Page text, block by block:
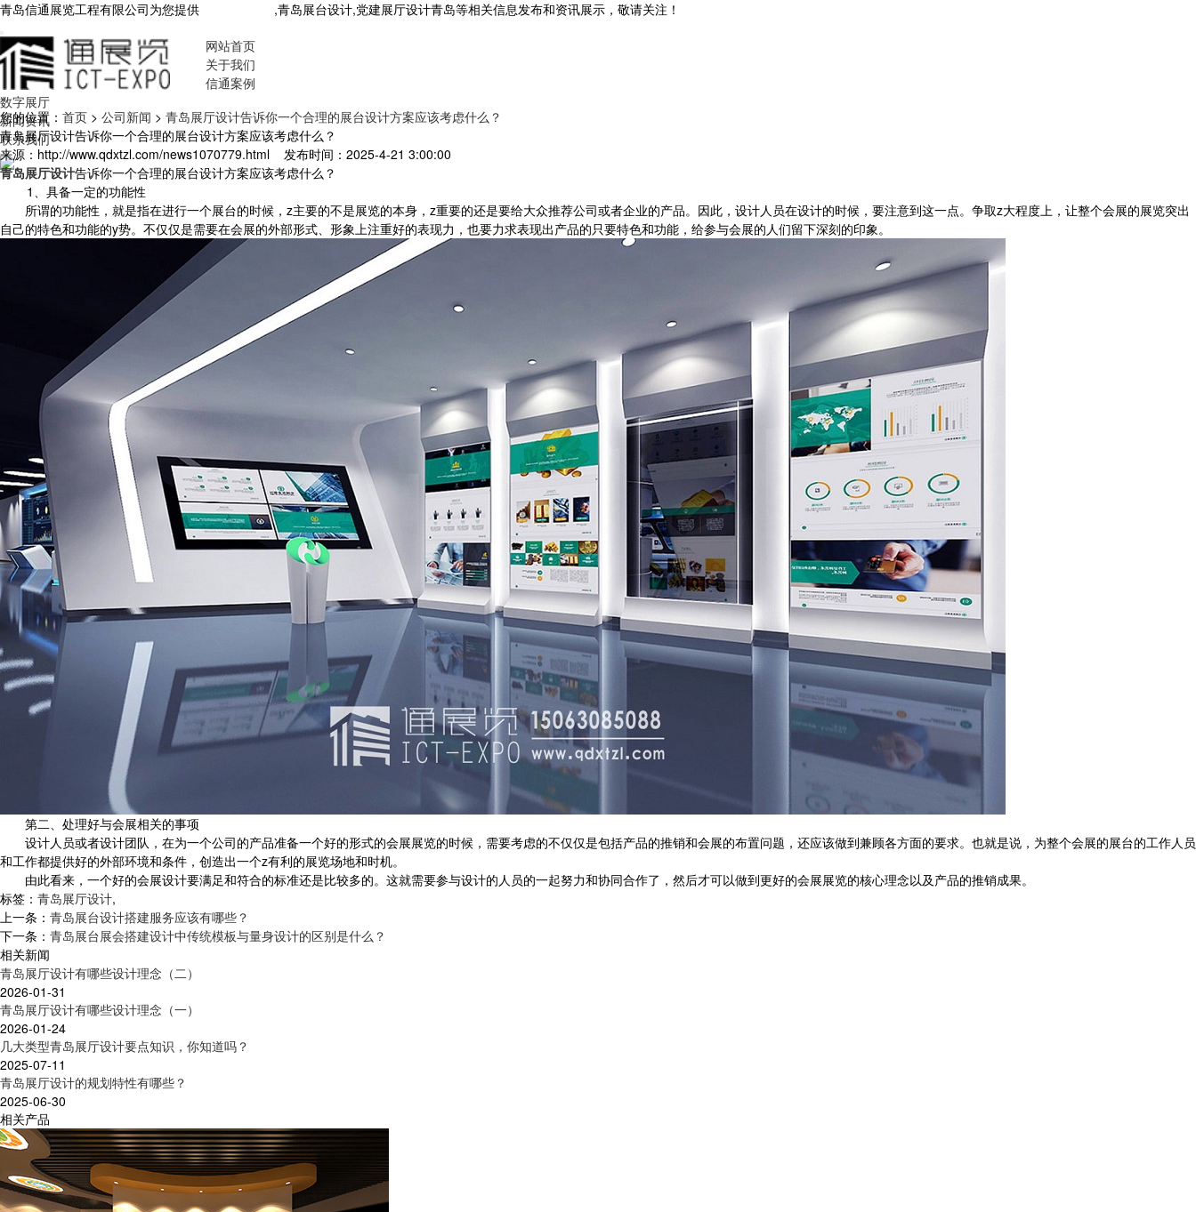
青岛信通展览工程有限公司为您提供 ,青岛展台设计,党建展厅设计青岛等相关信息发布和资讯展示，敬请关注！
网站首页
关于我们
信通案例
数字展厅
新闻资讯
联系我们
您的位置： 首页 > 公司新闻 > 青岛展厅设计告诉你一个合理的展台设计方案应该考虑什么？
青岛展厅设计告诉你一个合理的展台设计方案应该考虑什么？
来源：http://www.qdxtzl.com/news1070779.html 发布时间：2025-4-21 3:00:00
青岛展厅设计告诉你一个合理的展台设计方案应该考虑什么？
1、具备一定的功能性
所谓的功能性，就是指在进行一个展台的时候，z主要的不是展览的本身，z重要的还是要给大众推荐公司或者企业的产品。因此，设计人员在设计的时候，要注意到这一点。争取z大程度上，让整个会展的展览突出
自己的特色和功能的y势。不仅仅是需要在会展的外部形式、形象上注重好的表现力，也要力求表现出产品的只要特色和功能，给参与会展的人们留下深刻的印象。
第二、处理好与会展相关的事项
设计人员或者设计团队，在为一个公司的产品准备一个好的形式的会展展览的时候，需要考虑的不仅仅是包括产品的推销和会展的布置问题，还应该做到兼顾各方面的要求。也就是说，为整个会展的展台的工作人员
和工作都提供好的外部环境和条件，创造出一个z有利的展览场地和时机。
由此看来，一个好的会展设计要满足和符合的标准还是比较多的。这就需要参与设计的人员的一起努力和协同合作了，然后才可以做到更好的会展展览的核心理念以及产品的推销成果。
标签： 青岛展厅设计,
上一条： 青岛展台设计搭建服务应该有哪些？
下一条： 青岛展台展会搭建设计中传统模板与量身设计的区别是什么？
相关新闻
青岛展厅设计有哪些设计理念（二）
2026-01-31
青岛展厅设计有哪些设计理念（一）
2026-01-24
几大类型青岛展厅设计要点知识，你知道吗？
2025-07-11
青岛展厅设计的规划特性有哪些？
2025-06-30
相关产品